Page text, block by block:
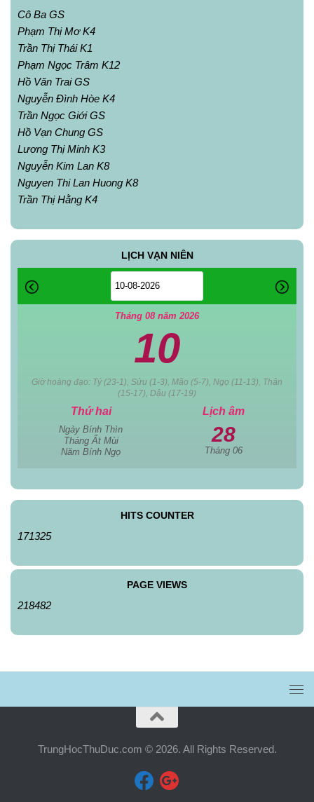
Cô Ba GS
Phạm Thị Mơ K4
Trần Thị Thái K1
Phạm Ngọc Trâm K12
Hồ Văn Trai GS
Nguyễn Đình Hòe K4
Trần Ngọc Giới GS
Hồ Vạn Chung GS
Lương Thị Minh K3
Nguyễn Kim Lan K8
Nguyen Thi Lan Huong K8
Trần Thị Hằng K4
LỊCH VẠN NIÊN
Tháng 08 năm 2026
10
Giờ hoàng đạo: Tý (23-1), Sửu (1-3), Mão (5-7), Ngọ (11-13), Thân
(15-17), Dậu (17-19)
Thứ hai
Ngày Bính Thìn
Tháng Ất Mùi
Năm Bính Ngọ
Lịch âm
28
Tháng 06
HITS COUNTER
171325
PAGE VIEWS
218482
TrungHocThuDuc.com © 2026. All Rights Reserved.